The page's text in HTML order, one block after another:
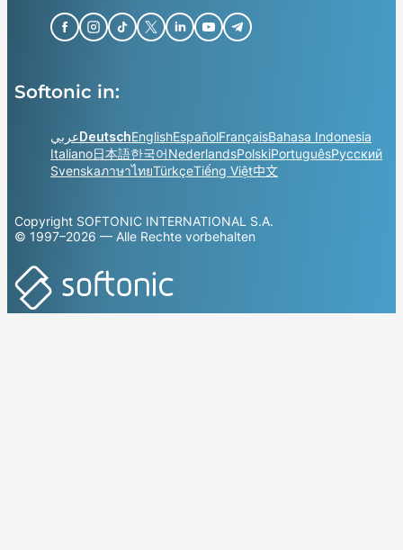
Softonic in:
عربيDeutschEnglishEspañolFrançaisBahasa Indonesia
Italiano日本語한국어NederlandsPolskiPortuguêsРусский
SvenskaภาษาไทยTürkçeTiếng Việt中文
Copyright SOFTONIC INTERNATIONAL S.A.
© 1997–2026 — Alle Rechte vorbehalten